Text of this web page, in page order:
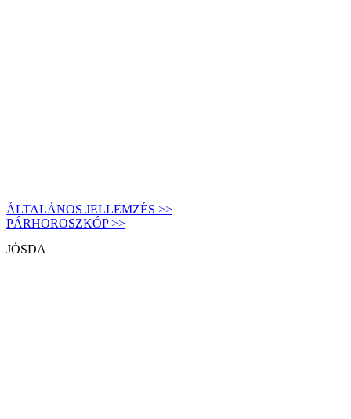
ÁLTALÁNOS JELLEMZÉS >>
PÁRHOROSZKÓP >>
JÓSDA